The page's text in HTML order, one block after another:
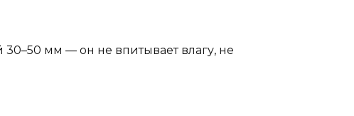
мм — он не впитывает влагу, не